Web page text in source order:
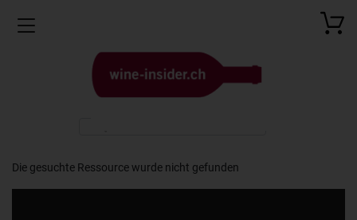
Toggle navigation
Die gesuchte Ressource wurde nicht gefunden